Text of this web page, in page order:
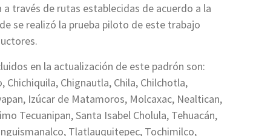
través de rutas establecidas de acuerdo a la
se realizó la prueba piloto de este trabajo
en la actualización de este padrón son:
Chichiquila, Chignautla, Chila, Chilchotla,
Izúcar de Matamoros, Molcaxac, Nealtican,
Tecuanipan, Santa Isabel Cholula, Tehuacán,
Tlatlauquitepec, Tochimilco,